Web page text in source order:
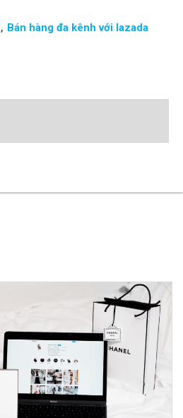
, Bán hàng đa kênh với lazada